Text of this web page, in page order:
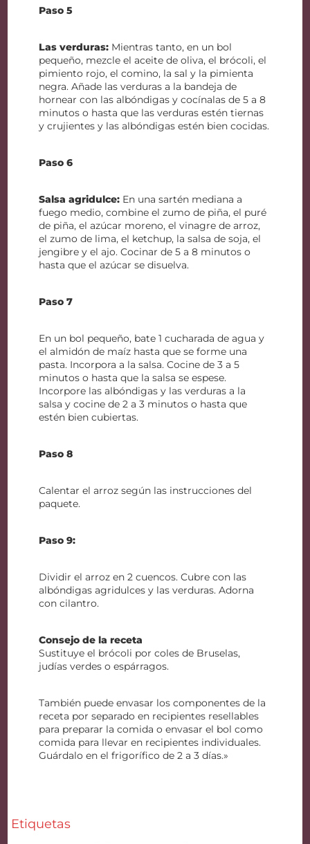
Paso 5
Las verduras: Mientras tanto, en un bol
pequeño, mezcle el aceite de oliva, el brócoli, el
pimiento rojo, el comino, la sal y la pimienta
negra. Añade las verduras a la bandeja de
hornear con las albóndigas y cocínalas de 5 a 8
minutos o hasta que las verduras estén tiernas
y crujientes y las albóndigas estén bien cocidas.
Paso 6
Salsa agridulce: En una sartén mediana a
fuego medio, combine el zumo de piña, el puré
de piña, el azúcar moreno, el vinagre de arroz,
el zumo de lima, el ketchup, la salsa de soja, el
jengibre y el ajo. Cocinar de 5 a 8 minutos o
hasta que el azúcar se disuelva.
Paso 7
En un bol pequeño, bate 1 cucharada de agua y
el almidón de maíz hasta que se forme una
pasta. Incorpora a la salsa. Cocine de 3 a 5
minutos o hasta que la salsa se espese.
Incorpore las albóndigas y las verduras a la
salsa y cocine de 2 a 3 minutos o hasta que
estén bien cubiertas.
Paso 8
Calentar el arroz según las instrucciones del
paquete.
Paso 9:
Dividir el arroz en 2 cuencos. Cubre con las
albóndigas agridulces y las verduras. Adorna
con cilantro.
Consejo de la receta
Sustituye el brócoli por coles de Bruselas,
judías verdes o espárragos.
También puede envasar los componentes de la
receta por separado en recipientes resellables
para preparar la comida o envasar el bol como
comida para llevar en recipientes individuales.
Guárdalo en el frigorífico de 2 a 3 días.»
Etiquetas